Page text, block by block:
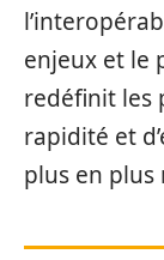
enjeux et le
redéfinit les
rapidité et
plus en plus